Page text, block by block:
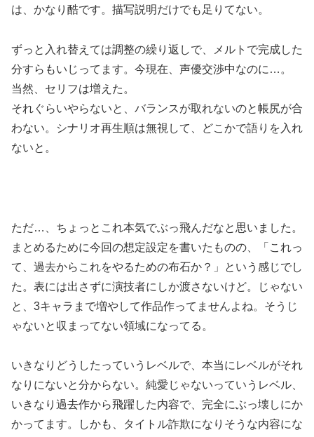
は、かなり酷です。描写説明だけでも足りてない。
ずっと入れ替えては調整の繰り返しで、メルトで完成した
分すらもいじってます。今現在、声優交渉中なのに…。
当然、セリフは増えた。
それぐらいやらないと、バランスが取れないのと帳尻が合
わない。シナリオ再生順は無視して、どこかで語りを入れ
ないと。
ただ…、ちょっとこれ本気でぶっ飛んだなと思いました。
まとめるために今回の想定設定を書いたものの、「これっ
て、過去からこれをやるための布石か？」という感じでし
た。表には出さずに演技者にしか渡さないけど。じゃない
と、3キャラまで増やして作品作ってませんよね。そうじ
ゃないと収まってない領域になってる。
いきなりどうしたっていうレベルで、本当にレベルがそれ
なりにないと分からない。純愛じゃないっていうレベル、
いきなり過去作から飛躍した内容で、完全にぶっ壊しにか
かってます。しかも、タイトル詐欺になりそうな内容にな